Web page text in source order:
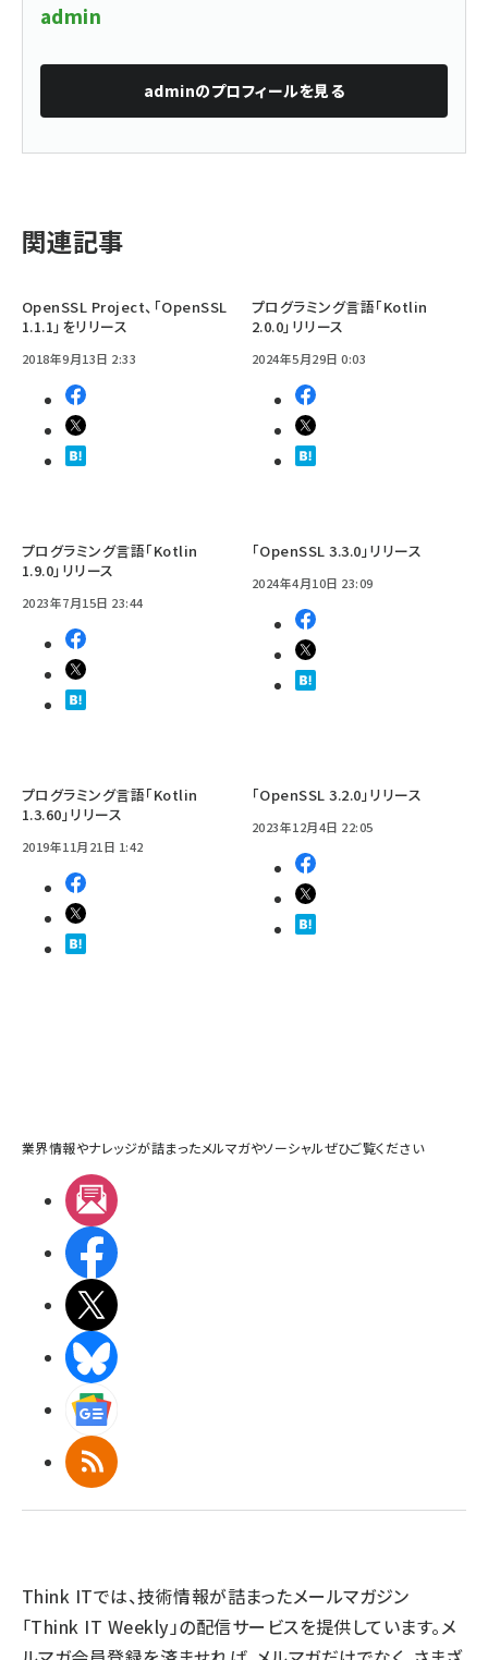
admin
adminのプロフィールを見る
関連記事
OpenSSL Project、「OpenSSL
1.1.1」をリリース
2018年9月13日 2:33
プログラミング言語「Kotlin
2.0.0」リリース
2024年5月29日 0:03
プログラミング言語「Kotlin
1.9.0」リリース
2023年7月15日 23:44
「OpenSSL 3.3.0」リリース
2024年4月10日 23:09
プログラミング言語「Kotlin
1.3.60」リリース
2019年11月21日 1:42
「OpenSSL 3.2.0」リリース
2023年12月4日 22:05
業界情報やナレッジが詰まったメルマガやソーシャルぜひご覧ください
RSS
Think ITでは、技術情報が詰まったメールマガジン
「Think IT Weekly」の配信サービスを提供しています。メ